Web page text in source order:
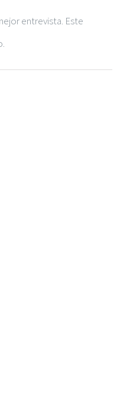
entrevista. Este